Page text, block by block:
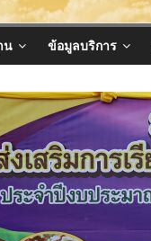
น ข้อมูลบริการ